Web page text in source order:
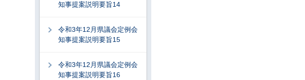
知事提案説明要旨14
令和3年12月県議会定例会
知事提案説明要旨15
令和3年12月県議会定例会
知事提案説明要旨16